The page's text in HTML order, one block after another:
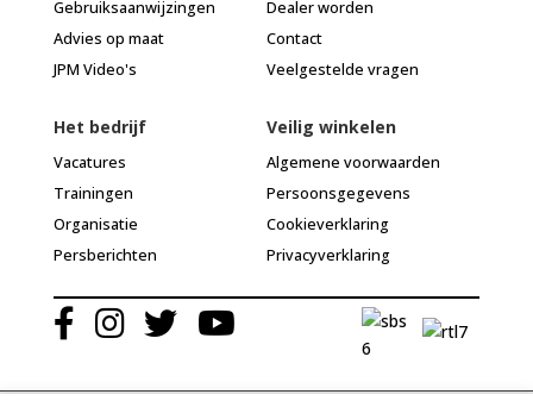
Gebruiksaanwijzingen
Advies op maat
JPM Video's
Dealer worden
Contact
Veelgestelde vragen
Het bedrijf
Vacatures
Trainingen
Organisatie
Persberichten
Veilig winkelen
Algemene voorwaarden
Persoonsgegevens
Cookieverklaring
Privacyverklaring